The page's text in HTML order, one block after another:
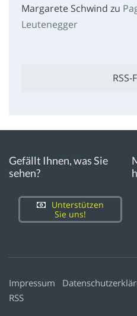
Margarete Schwind zu
Leutenegger
RSS-
Gefällt Ihnen, was Sie
sehen?
Unterstützen
Sie uns!
Impressum
RSS